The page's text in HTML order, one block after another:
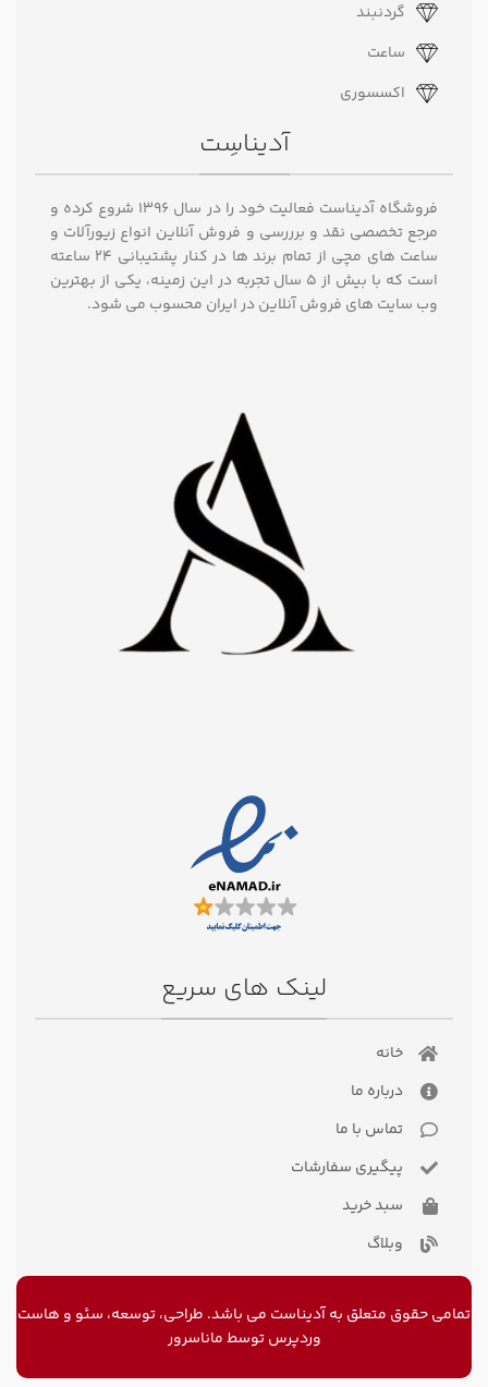
گردنبند
ساعت
اکسسوری
آدیناسِت
فروشگاه آدیناست فعالیت خود را در سال ۱۳۹۶ شروع کرده و
مرجع تخصصی نقد و برررسی و فروش آنلاین انواع زیورآلات و
ساعت های مچی از تمام برند ها در کنار پشتیبانی ۲۴ ساعته
است که با بیش از 5 سال تجربه در این زمینه، یکی از بهترین
وب سایت های فروش آنلاین در ایران محسوب می شود.
لینک های سریع
خانه
درباره ما
تماس با ما
پیگیری سفارشات
سبد خرید
وبلاگ
تمامی حقوق متعلق به آدیناست می باشد. طراحی، توسعه، سئو و هاست
وردپرستوسط ماناسرور